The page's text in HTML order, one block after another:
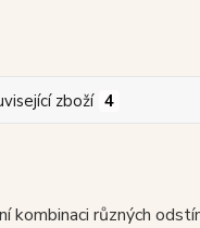
zboží 4
různých